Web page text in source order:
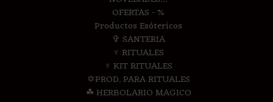
OFERTAS - %
Productos Esótericos
✞ SANTERIA
♆ RITUALES
♆ KIT RITUALES
✡PROD. PARA RITUALES
☘ HERBOLARIO MAGICO